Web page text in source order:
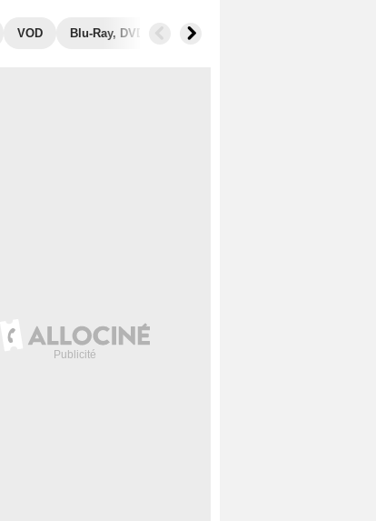
VOD Blu-Ray, DVD Photos